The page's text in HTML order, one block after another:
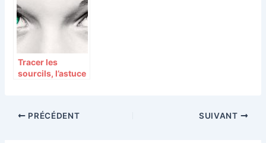
Tracer les
sourcils, l’astuce
PRÉCÉDENT SUIVANT